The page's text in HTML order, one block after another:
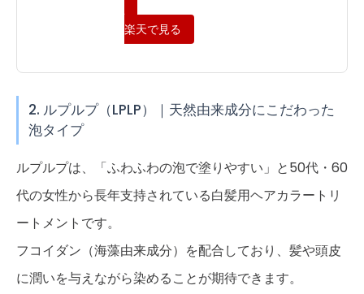
楽天で見る
2. ルプルプ（LPLP）｜天然由来成分にこだわった
泡タイプ
ルプルプは、「ふわふわの泡で塗りやすい」と50代・60
代の女性から長年支持されている白髪用ヘアカラートリ
ートメントです。
フコイダン（海藻由来成分）を配合しており、髪や頭皮
に潤いを与えながら染めることが期待できます。